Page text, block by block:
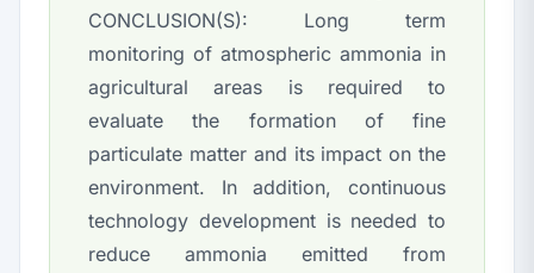
CONCLUSION(S): Long term
monitoring of atmospheric ammonia in
agricultural areas is required to
evaluate the formation of fine
particulate matter and its impact on the
environment. In addition, continuous
technology development is needed to
reduce ammonia emitted from